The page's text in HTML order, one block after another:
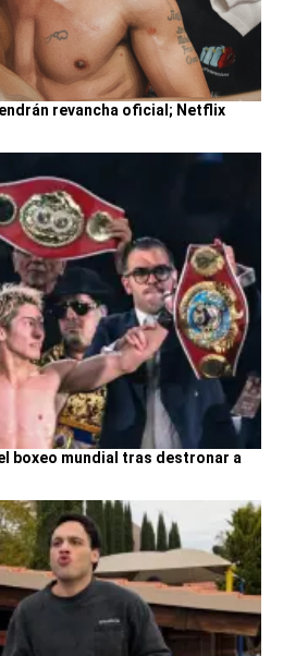
revancha oficial; Netflix
boxeo mundial tras destronar a